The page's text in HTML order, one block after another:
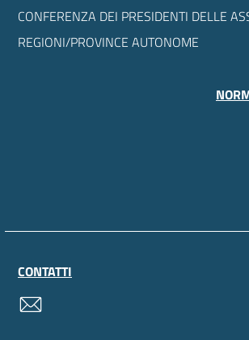
CONFERENZA DEI PRESIDENTI DELLE
REGIONI/PROVINCE AUTONOME
CONTATTI